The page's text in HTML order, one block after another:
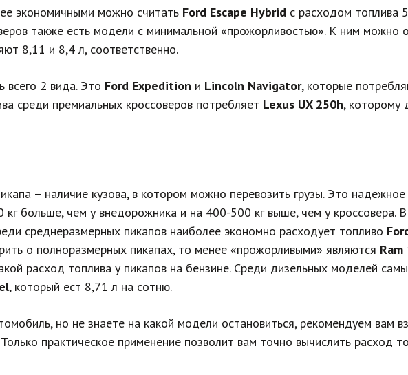
экономичными можно считать Ford Escape Hybrid с расходом топлива
также есть модели с минимальной «прожорливостью». К ним можно
8,11 и 8,4 л, соответственно.
всего 2 вида. Это Ford Expedition и Lincoln Navigator, которые
среди премиальных кроссоверов потребляет Lexus UX 250h, которому
– наличие кузова, в котором можно перевозить грузы. Это
больше, чем у внедорожника и на 400-500 кг выше, чем у кроссовера.
среднеразмерных пикапов наиболее экономно расходует топливо
о полноразмерных пикапах, то менее «прожорливыми» являются
расход топлива у пикапов на бензине. Среди дизельных моделей
, который ест 8,71 л на сотню.
но не знаете на какой модели остановиться, рекомендуем вам
практическое применение позволит вам точно вычислить расход